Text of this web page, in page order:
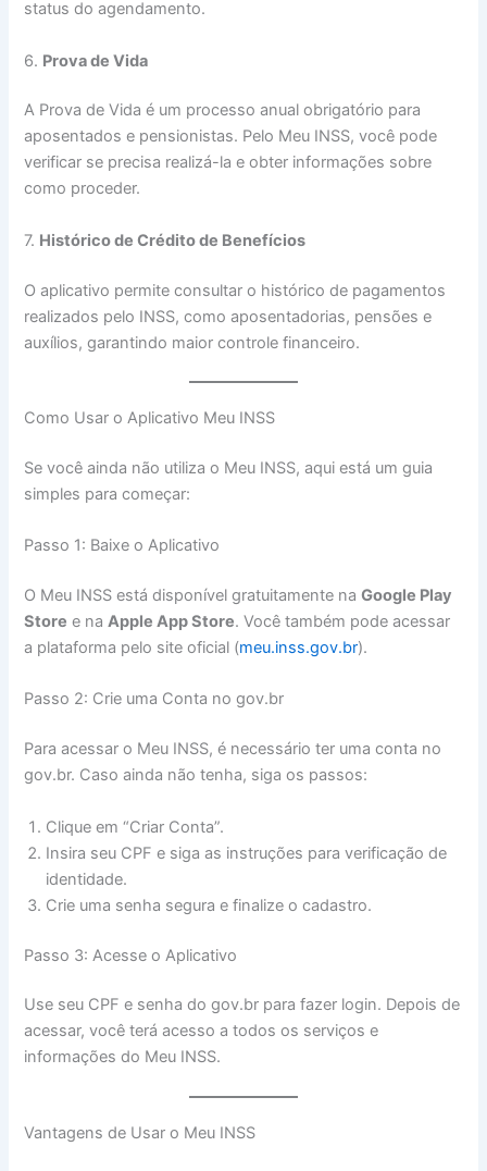
status do agendamento.
6. Prova de Vida
A Prova de Vida é um processo anual obrigatório para
aposentados e pensionistas. Pelo Meu INSS, você pode
verificar se precisa realizá-la e obter informações sobre
como proceder.
7. Histórico de Crédito de Benefícios
O aplicativo permite consultar o histórico de pagamentos
realizados pelo INSS, como aposentadorias, pensões e
auxílios, garantindo maior controle financeiro.
Como Usar o Aplicativo Meu INSS
Se você ainda não utiliza o Meu INSS, aqui está um guia
simples para começar:
Passo 1: Baixe o Aplicativo
O Meu INSS está disponível gratuitamente naGoogle Play
Store e naApple App Store. Você também pode acessar
a plataforma pelo site oficial (meu.inss.gov.br).
Passo 2: Crie uma Conta no gov.br
Para acessar o Meu INSS, é necessário ter uma conta no
gov.br. Caso ainda não tenha, siga os passos:
Clique em “Criar Conta”.
Insira seu CPF e siga as instruções para verificação de
identidade.
Crie uma senha segura e finalize o cadastro.
Passo 3: Acesse o Aplicativo
Use seu CPF e senha do gov.br para fazer login. Depois de
acessar, você terá acesso a todos os serviços e
informações do Meu INSS.
Vantagens de Usar o Meu INSS